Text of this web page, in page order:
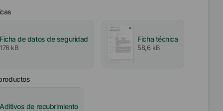
Ficha de datos de seguridad
176 kB
Ficha técnica
58,6 kB
Aditivos de recubrimiento